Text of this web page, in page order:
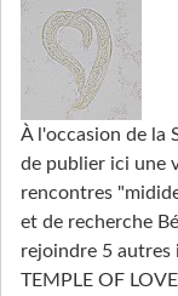
À l'occasion de la
de publier ici une
rencontres
et de recherche
rejoindre 5 autres
TEMPLE OF